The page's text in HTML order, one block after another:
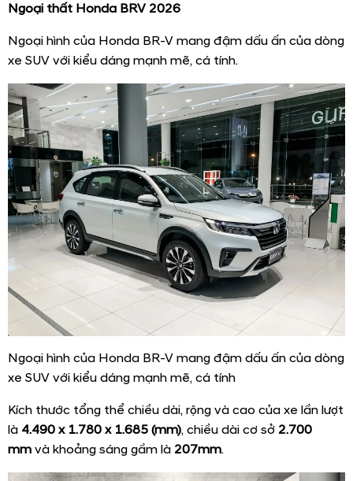
Ngoại thất Honda BRV 2026
Ngoại hình của Honda BR-V mang đậm dấu ấn của dòng
xe SUV với kiểu dáng mạnh mẽ, cá tính.
Ngoại hình của Honda BR-V mang đậm dấu ấn của dòng
xe SUV với kiểu dáng mạnh mẽ, cá tính
Kích thước tổng thể chiều dài, rộng và cao của xe lần lượt
là 4.490 x 1.780 x 1.685 (mm), chiều dài cơ sở 2.700
mm và khoảng sáng gầm là 207mm.